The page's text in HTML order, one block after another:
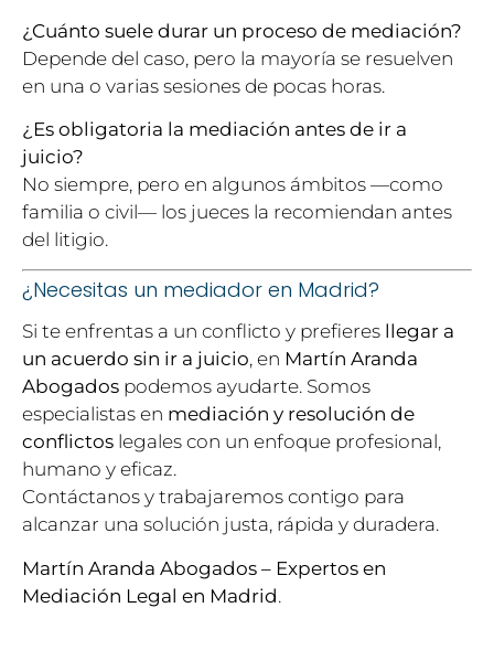
¿Cuánto suele durar un proceso de mediación?
Depende del caso, pero la mayoría se resuelven
en una o varias sesiones de pocas horas.
¿Es obligatoria la mediación antes de ir a
juicio?
No siempre, pero en algunos ámbitos —como
familia o civil— los jueces la recomiendan antes
del litigio.
¿Necesitas un mediador en Madrid?
Si te enfrentas a un conflicto y prefieres llegar a
un acuerdo sin ir a juicio, en Martín Aranda
Abogados podemos ayudarte. Somos
especialistas en mediación y resolución de
conflictos legales con un enfoque profesional,
humano y eficaz.
Contáctanos y trabajaremos contigo para
alcanzar una solución justa, rápida y duradera.
Martín Aranda Abogados – Expertos en
Mediación Legal en Madrid.